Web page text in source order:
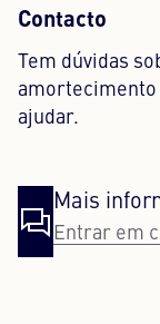
Contacto
Tem dúvidas
amortecimento
ajudar.
Mais
Entrar em